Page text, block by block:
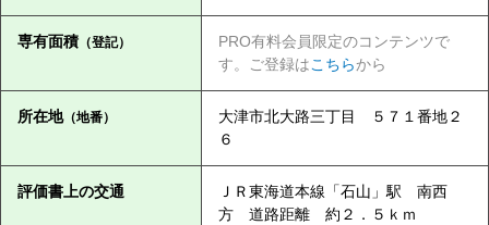
専有面積（登記）
PRO有料会員限定のコンテンツで
す。ご登録はこちらから
所在地（地番）
大津市北大路三丁目 ５７１番地２
６
評価書上の交通
ＪＲ東海道本線「石山」駅 南西
方 道路距離 約２．５ｋｍ